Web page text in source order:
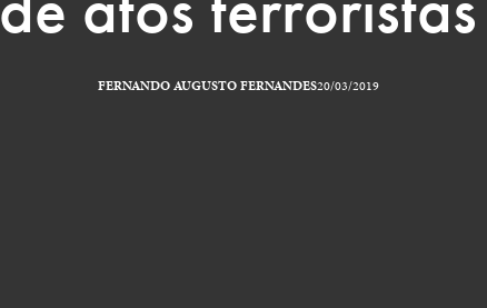
FERNANDO AUGUSTO FERNANDES20/03/2019